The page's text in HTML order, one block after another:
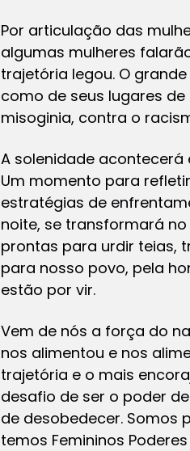
Por articulação das
algumas mulheres
trajetória legou. O
como de seus lugares
misoginia, contra o
A solenidade
Um momento para
estratégias de
noite, se transformará
prontas para urdir teias,
para nosso povo, pela
estão por vir.
Vem de nós a força do
nos alimentou e nos
trajetória e o mais
desafio de ser o poder
de desobedecer. Somos
temos Femininos